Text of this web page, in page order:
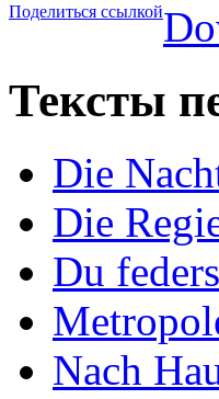
Поделиться ссылкой
Тексты
Die
Die
Du
Nach